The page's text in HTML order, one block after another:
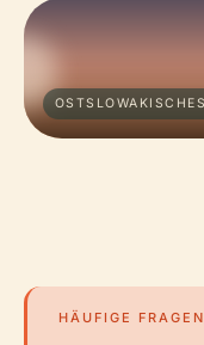
HÄUFIGE FRAGEN